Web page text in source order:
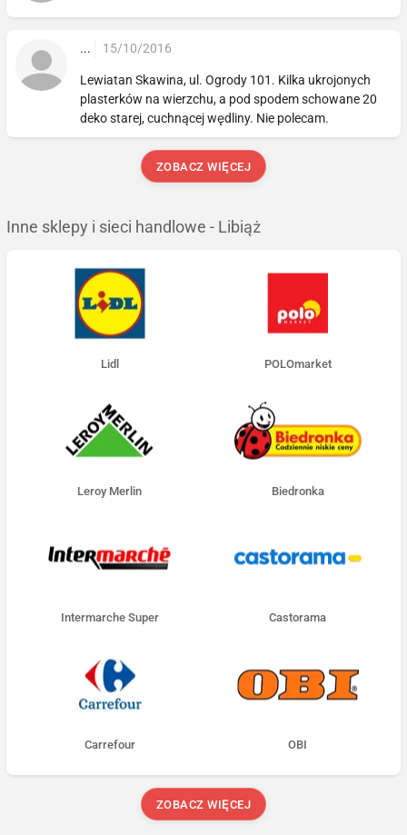
... 15/10/2016
Lewiatan Skawina, ul. Ogrody 101. Kilka ukrojonych
plasterków na wierzchu, a pod spodem schowane 20
deko starej, cuchnącej wędliny. Nie polecam.
ZOBACZ WIĘCEJ
Inne sklepy i sieci handlowe - Libiąż
Lidl POLOmarket
Leroy Merlin Biedronka
Intermarche Super Castorama
Carrefour OBI
ZOBACZ WIĘCEJ